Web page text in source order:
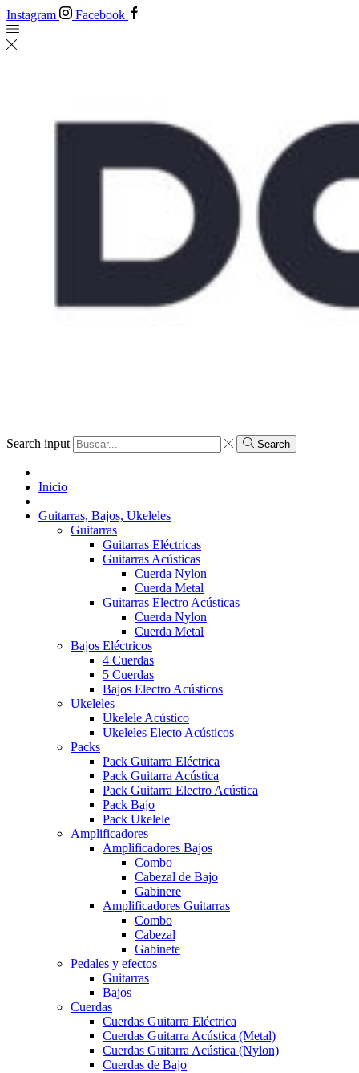
Instagram Facebook
Search input Search
Inicio
Guitarras, Bajos, Ukeleles
Guitarras
Guitarras Eléctricas
Guitarras Acústicas
Cuerda Nylon
Cuerda Metal
Guitarras Electro Acústicas
Cuerda Nylon
Cuerda Metal
Bajos Eléctricos
4 Cuerdas
5 Cuerdas
Bajos Electro Acústicos
Ukeleles
Ukelele Acústico
Ukeleles Electo Acústicos
Packs
Pack Guitarra Eléctrica
Pack Guitarra Acústica
Pack Guitarra Electro Acústica
Pack Bajo
Pack Ukelele
Amplificadores
Amplificadores Bajos
Combo
Cabezal de Bajo
Gabinere
Amplificadores Guitarras
Combo
Cabezal
Gabinete
Pedales y efectos
Guitarras
Bajos
Cuerdas
Cuerdas Guitarra Eléctrica
Cuerdas Guitarra Acústica (Metal)
Cuerdas Guitarra Acústica (Nylon)
Cuerdas de Bajo